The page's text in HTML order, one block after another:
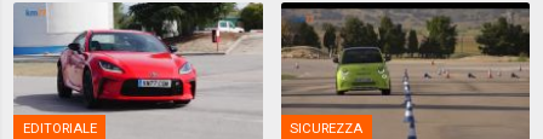
EDITORIALE SICUREZZA